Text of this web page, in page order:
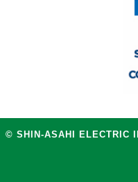
© SHIN-ASAHI ELECTRIC